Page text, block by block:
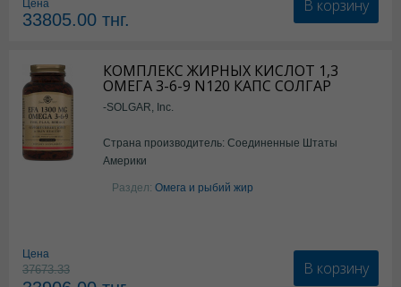
Цена
33805.00 тнг.
В корзину
КОМПЛЕКС ЖИРНЫХ КИСЛОТ 1,3
ОМЕГА 3-6-9 N120 КАПС СОЛГАР
-SOLGAR, Inc.
Страна производитель: Соединенные Штаты
Америки
Раздел: Омега и рыбий жир
Цена
37673.33 В корзину